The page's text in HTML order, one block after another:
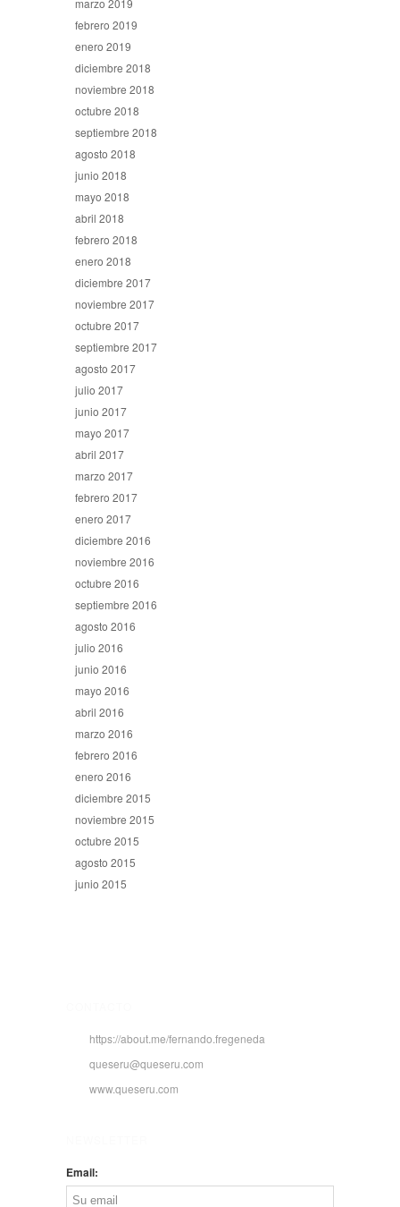
marzo 2019
febrero 2019
enero 2019
diciembre 2018
noviembre 2018
octubre 2018
septiembre 2018
agosto 2018
junio 2018
mayo 2018
abril 2018
febrero 2018
enero 2018
diciembre 2017
noviembre 2017
octubre 2017
septiembre 2017
agosto 2017
julio 2017
junio 2017
mayo 2017
abril 2017
marzo 2017
febrero 2017
enero 2017
diciembre 2016
noviembre 2016
octubre 2016
septiembre 2016
agosto 2016
julio 2016
junio 2016
mayo 2016
abril 2016
marzo 2016
febrero 2016
enero 2016
diciembre 2015
noviembre 2015
octubre 2015
agosto 2015
junio 2015
https://about.me/fernando.fregeneda
queseru@queseru.com
www.queseru.com
Email: